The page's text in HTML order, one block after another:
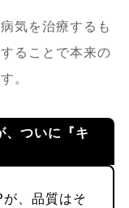
ちを選
気を治療するも
ることで本来の
。
、ついに『キ
、品質はそ